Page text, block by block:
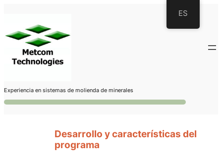
contenido
Experiencia en sistemas de molienda de minerales
Desarrollo y características del
programa
ES